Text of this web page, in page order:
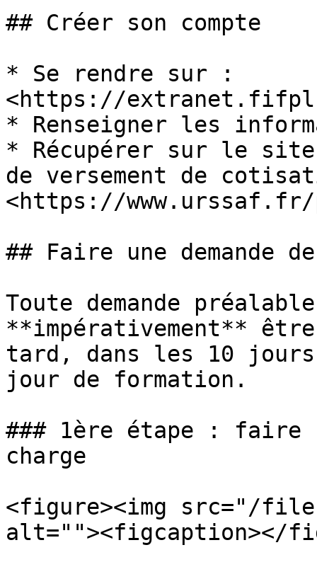
## Créer son compte
* Se rendre sur :
<https://
* Renseigner les
* Récupérer sur le site
de versement de
<https://
## Faire une demande
Toute demande
**impérativement**
tard, dans les 10
jour de formation.
### 1ère étape : faire
charge
<figure><img src="/files/
alt=""><figcaption></